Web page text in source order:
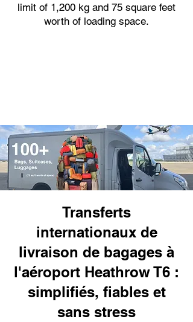
limit of 1,200 kg and 75 square feet
worth of loading space.
Transferts
internationaux de
livraison de bagages à
l'aéroport Heathrow T6 :
simplifiés, fiables et
sans stress